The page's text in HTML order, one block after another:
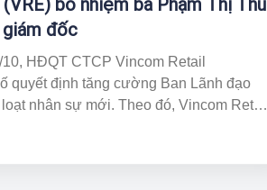
bổ nhiệm bà Phạm Thị Thu
đốc
HĐQT CTCP Vincom Retail
quyết định tăng cường Ban Lãnh đạo
nhân sự mới. Theo đó, Vincom Retail
Thị Thu Hiền, hiện là Phó Tổng Giám